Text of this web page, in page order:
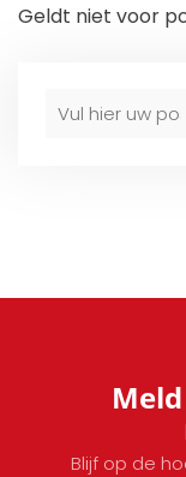
Geldt niet voor
Blijf op de